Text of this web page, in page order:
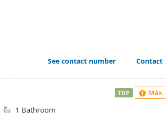
See contact number Contact
1 Bathroom
TOP